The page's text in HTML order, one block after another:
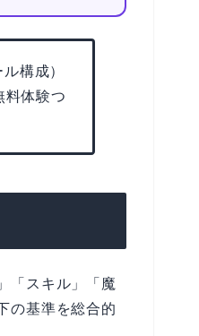
構成）
料体験つ
「スキル」「魔
の基準を総合的